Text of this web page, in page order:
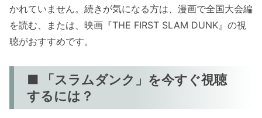
かれていません。続きが気になる方は、漫画で全国大会編
を読む、または、映画『THE FIRST SLAM DUNK』の視
聴がおすすめです。
■ 「スラムダンク」を今すぐ視聴
するには？